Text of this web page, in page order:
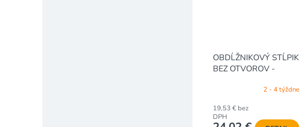
OBDĹŽNIKOVÝ STĹPIK
BEZ OTVOROV -
40 x 60 / 1.5 mm2 - 4 týždne
19,53 € bez
DPH